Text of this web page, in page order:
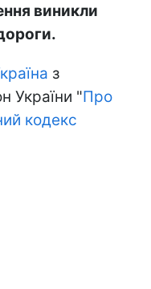
виникли
з
України "Про
кодекс